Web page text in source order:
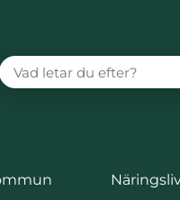
VAD LETAR DU EFTER?